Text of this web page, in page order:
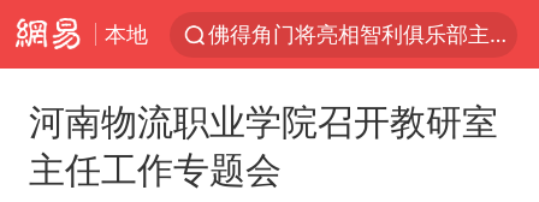
本地
佛得角门将亮相智利俱乐部主场
宇树科技发行价格150.80元/股
看守所辅警收受10万获刑1年
河南物流职业学院召开教研室
主任工作专题会